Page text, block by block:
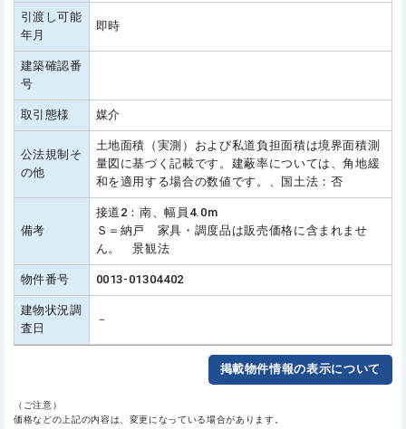
引渡し可能
年月
即時
建築確認番
号
取引態様 媒介
公法規制そ
の他
土地面積（実測）および私道負担面積は境界面積測
量図に基づく記載です。建蔽率については、角地緩
和を適用する場合の数値です。、国土法：否
備考
接道2：南、幅員4.0m
Ｓ＝納戸 家具・調度品は販売価格に含まれませ
ん。 景観法
物件番号 0013-01304402
建物状況調
査日
－
掲載物件情報の表示について
（ご注意）
価格などの上記の内容は、変更になっている場合があります。